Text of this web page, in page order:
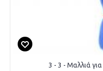
3 - 3 - Μαλλιά